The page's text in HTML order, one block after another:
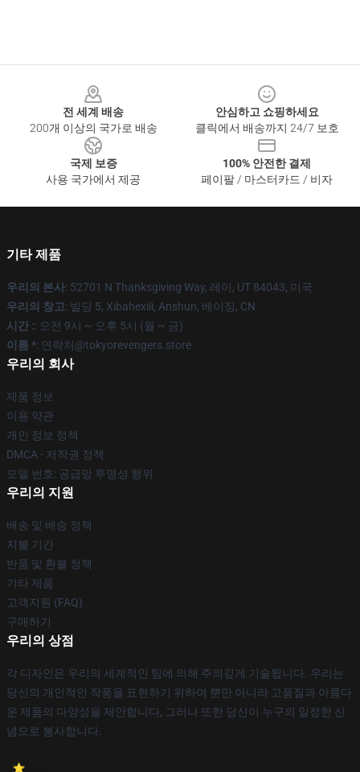
전 세계 배송
200개 이상의 국가로 배송
안심하고 쇼핑하세요
클릭에서 배송까지 24/7 보호
국제 보증
사용 국가에서 제공
100% 안전한 결제
페이팔 / 마스터카드 / 비자
기타 제품
우리의 본사: 52701 N Thanksgiving Way, 레이, UT 84043, 미국
우리의 창고: 빌딩 5, Xibahexili, Anshun, 베이징, CN
시간 :: 오전 9시 ~ 오후 5시 (월 ~ 금)
이름 *: 연락처@tokyorevengers.store
우리의 회사
제품 정보
이용 약관
개인 정보 정책
DMCA - 저작권 정책
모델 번호: 공급망 투명성 행위
우리의 지원
배송 및 배송 정책
지불 기간
반품 및 환불 정책
기타 제품
고객지원 (FAQ)
구매하기
우리의 상점
각 디자인은 우리의 세계적인 팀에 의해 주의깊게 기술됩니다. 우리는
당신의 개인적인 작풍을 표현하기 위하여 뿐만 아니라 고품질과 아름다
운 제품의 다양성을 제안합니다, 그러나 또한 당신이 누구의 일정한 신
념으로 봉사합니다.